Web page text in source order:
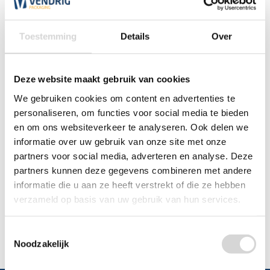
Toestemming Details Over
Deze website maakt gebruik van cookies
We gebruiken cookies om content en advertenties te
personaliseren, om functies voor social media te bieden
en om ons websiteverkeer te analyseren. Ook delen we
informatie over uw gebruik van onze site met onze
partners voor social media, adverteren en analyse. Deze
partners kunnen deze gegevens combineren met andere
informatie die u aan ze heeft verstrekt of die ze hebben
verzameld op basis van uw gebruik van hun services.
Noodzakelijk
WhatsApp 0348 479195
Mailen
Offerte aanvragen Vraag een speciale prijs op bij ons, wij
kijken naar de mogelijkheden.